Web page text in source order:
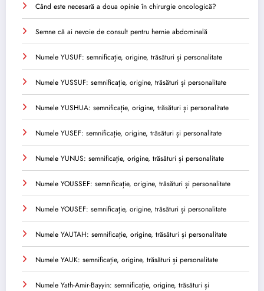
Când este necesară a doua opinie în chirurgie oncologică?
Semne că ai nevoie de consult pentru hernie abdominală
Numele YUSUF: semnificație, origine, trăsături și personalitate
Numele YUSSUF: semnificație, origine, trăsături și personalitate
Numele YUSHUA: semnificație, origine, trăsături și personalitate
Numele YUSEF: semnificație, origine, trăsături și personalitate
Numele YUNUS: semnificație, origine, trăsături și personalitate
Numele YOUSSEF: semnificație, origine, trăsături și personalitate
Numele YOUSEF: semnificație, origine, trăsături și personalitate
Numele YAUTAH: semnificație, origine, trăsături și personalitate
Numele YAUK: semnificație, origine, trăsături și personalitate
Numele Yath-Amir-Bayyin: semnificație, origine, trăsături și